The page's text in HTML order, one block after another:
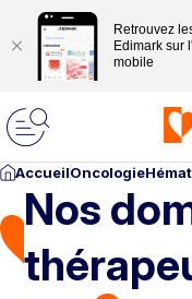
Retrouvez
Edimark sur
mobile
AccueilOncologie
Nos